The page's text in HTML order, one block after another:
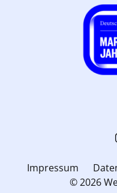
Impressum
© 2026